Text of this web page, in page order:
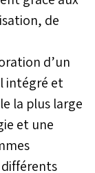
de
d’un
intégré et
la plus large
et une
différents